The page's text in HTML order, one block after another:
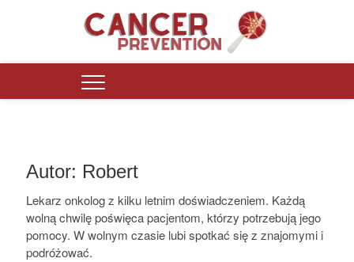
Cancer Prevention Polska
PORTAL INFORMACYJNY DZIAŁAJĄCY OD 2016 ROKU DLA OSÓB
ZMAGAJĄCYCH SIĘ Z PROBLEMAMI ZDROWOTNYMI.
Autor: Robert
Lekarz onkolog z kilku letnim doświadczeniem. Każdą
wolną chwilę poświęca pacjentom, którzy potrzebują jego
pomocy. W wolnym czasie lubi spotkać się z znajomymi i
podróżować.